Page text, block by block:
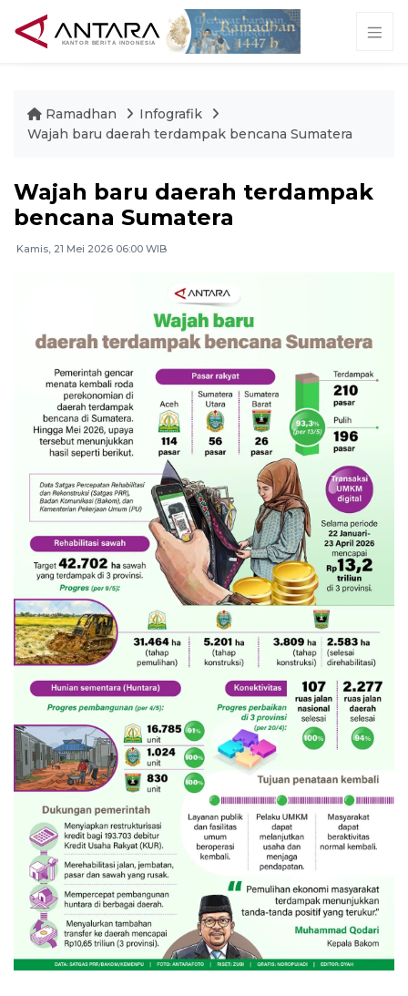
Ramadhan
Infografik
Wajah baru daerah terdampak bencana Sumatera
Wajah baru daerah terdampak
bencana Sumatera
Kamis, 21 Mei 2026 06:00 WIB